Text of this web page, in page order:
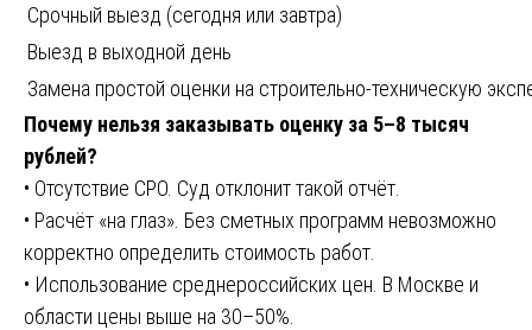
Срочный выезд (сегодня или завтра)
Выезд в выходной день
Замена простой оценки на строительно-техническую
Почему нельзя заказывать оценку за 5–8 тысяч
рублей?
• Отсутствие СРО. Суд отклонит такой отчёт.
• Расчёт «на глаз». Без сметных программ невозможно
корректно определить стоимость работ.
• Использование среднероссийских цен. В Москве и
области цены выше на 30–50%.